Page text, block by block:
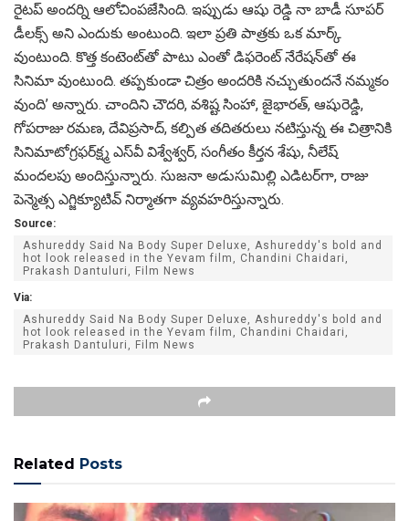
రైట‌ప్ అంద‌ర్ని ఆలోచింప‌జేసింది. ఇప్పుడు ఆషు రెడ్డి నా బాడీ సూప‌ర్
డీల‌క్స్ అని ఎందుకు అంటుంది. ఇలా ప్ర‌తి పాత్ర‌కు ఒక మార్క్
వుంటుంది. కొత్త కంటెంట్‌తో పాటు ఎంతో డిఫరెంట్‌ నేరేషన్‌తో ఈ
సినిమా వుంటుంది. తప్పకుండా చిత్రం అందరికి నచ్చుతుందనే నమ్మకం
వుంది’ అన్నారు. చాందిని చౌదరి, వశిష్ట సింహా, జైభారత్‌, ఆషురెడ్డి,
గోపరాజు రమణ, దేవిప్రసాద్‌, కల్పిత తదితరులు నటిస్తున్న ఈ చిత్రానికి
సినిమాటోగ్రఫర్‌క్ష్మ ఎస్‌వీ విశ్వేశ్వర్‌, సంగీతం కీర్తన శేషు, నీలేష్‌
మందలపు అందిస్తున్నారు. సుజనా అడుసుమిల్లి ఎడిటర్‌గా, రాజు
పెన్మెత్స ఎగ్జిక్యూటివ్‌ నిర్మాతగా వ్యవహరిస్తున్నారు.
Source:
Ashureddy Said Na Body Super Deluxe, Ashureddy's bold and
hot look released in the Yevam film, Chandini Chaidari,
Prakash Dantuluri, Film News
Via:
Ashureddy Said Na Body Super Deluxe, Ashureddy's bold and
hot look released in the Yevam film, Chandini Chaidari,
Prakash Dantuluri, Film News
Related Posts